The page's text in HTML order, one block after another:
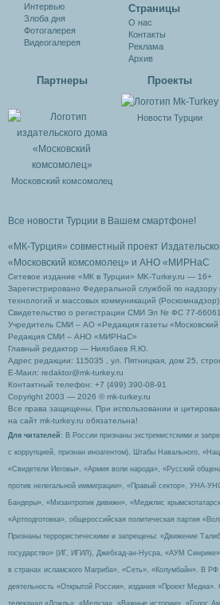
Интервью
Злоба дня
Фотогалерея
Видеогалерея
Cтраницы
О нас
Контакты
Реклама
Архив
Партнеры
Московский комсомолец
Проекты
Новости Турции
Все новости Турции в Вашем смартфоне!
«МК-Турция» совместный проект
«Московский комсомолец» и АНО «МИРНаС
Сетевое издание «МК в Турции» MK-Turkey.ru — 16+
Зарегистрировано Федеральной службой по
технологий и массовых коммуникаций (Роскомнадзор).
Свидетельство о регистрации СМИ Эл № ФС 77-
Учредитель СМИ – АО «Редакция газеты
Редакция СМИ – АНО «МИРНаС»
Главный редактор — Ниязбаев Я.Ю.
Адрес редакции: 115035 , ул. Пятницкая, дом 25,
Е-Маил: redaktor@mk-turkey.ru
Контактный телефон: +7 (499) 390-08-91
Copyright 2003 — 2026 © mk-turkey.ru
Все права защищены. При использовании и
на сайт mk-turkey.ru обязательна!
Для читателей : В России признаны экстремистскими и
с коррупцией, признан иноагентом), Штабы Навального,
«Свидетели Иеговы», «Армия воли народа», «Русский
против нелегальной иммиграции», «Правый сектор», УНА-
Бандеры», «Мизантропик дивижн», «Меджлис
«Артподготовка», общероссийская политическая партия
Признаны террористическими и запрещены: «Движение
государство» (ИГ, ИГИЛ), Джебхад-ан-Нусра, «АУМ
в странах исламского Магриба», «Сеть», «Колумбайн». В РФ
деятельность «Открытой России», издания «Проект